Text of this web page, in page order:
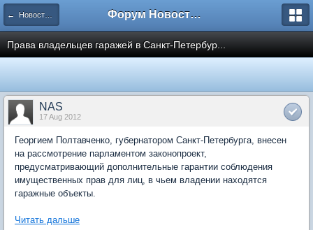
← Новости рынка недвижимости Форум Новостройки
Права владельцев гаражей в Санкт-Петербур...
NAS
17 Aug 2012
Георгием Полтавченко, губернатором Санкт-Петербурга, внесен
на рассмотрение парламентом законопроект,
предусматривающий дополнительные гарантии соблюдения
имущественных прав для лиц, в чьем владении находятся
гаражные объекты.
Читать дальше